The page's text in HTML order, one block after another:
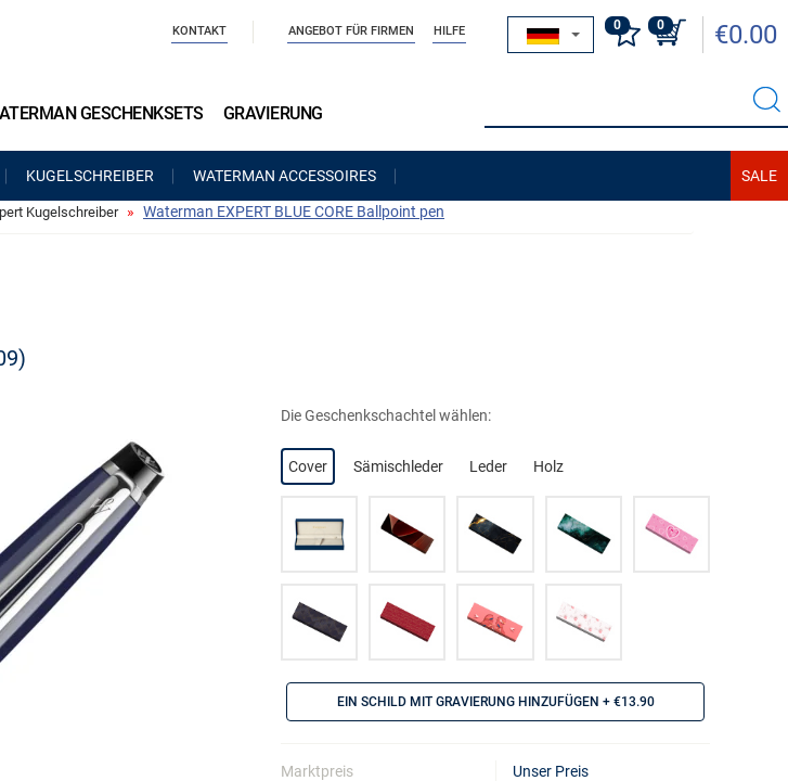
0 0 €0.00
KONTAKT ANGEBOT FÜR FIRMEN HILFE
KUGELSCHREIBER WATERMAN ACCESSOIRES
GESCHENKSETS GRAVIERUNG
Kugelschreiber Waterman EXPERT BLUE CORE Ballpoint pen
Die Geschenkschachtel wählen:
Cover Sämischleder Leder Holz
EIN SCHILD MIT GRAVIERUNG HINZUFÜGEN + €13.90
Marktpreis Unser Preis